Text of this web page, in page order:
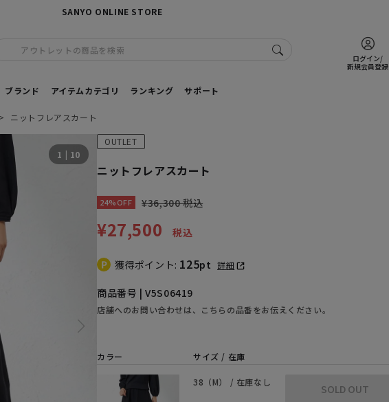
SANYO ONLINE STORE
アウトレットの商品を検索
ログイン/
新規会員登録
ブランド アイテムカテゴリ ランキング サポート
ニットフレアスカート
1 | 10
OUTLET
ニットフレアスカート
24%OFF ¥36,300 税込
¥27,500 税込
獲得ポイント: 125pt 詳細
商品番号 | V5S06419
店舗へのお問い合わせは、こちらの品番をお伝えください。
カラー サイズ / 在庫
38（M） / 在庫なし SOLD OUT